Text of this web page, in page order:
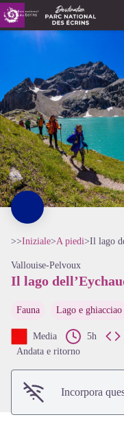
Il lago dell’Eychauda
>>Iniziale>A piedi>Il lago
Vallouise-Pelvoux
Il lago
Fauna Lago e ghiacciao
Media 5h
Andata e ritorno
Incorpora